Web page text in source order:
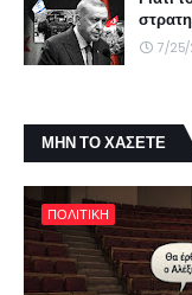
7/
ΜΗΝ ΤΟ ΧΑΣΕΤΕ
ΠΟΛΙΤΙΚΗ